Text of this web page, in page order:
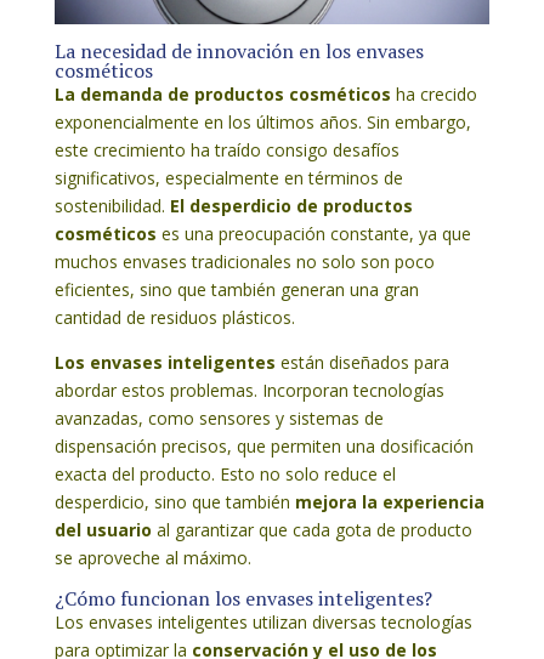
La necesidad de innovación en los envases
cosméticos
La demanda de productos cosméticos ha crecido
exponencialmente en los últimos años. Sin embargo,
este crecimiento ha traído consigo desafíos
significativos, especialmente en términos de
sostenibilidad. El desperdicio de productos
cosméticos es una preocupación constante, ya que
muchos envases tradicionales no solo son poco
eficientes, sino que también generan una gran
cantidad de residuos plásticos.
Los envases inteligentes están diseñados para
abordar estos problemas. Incorporan tecnologías
avanzadas, como sensores y sistemas de
dispensación precisos, que permiten una dosificación
exacta del producto. Esto no solo reduce el
desperdicio, sino que también mejora la experiencia
del usuario al garantizar que cada gota de producto
se aproveche al máximo.
¿Cómo funcionan los envases inteligentes?
Los envases inteligentes utilizan diversas tecnologías
para optimizar la conservación y el uso de los